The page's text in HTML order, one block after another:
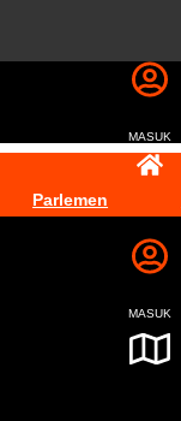
MASUK
Parlemen
MASUK